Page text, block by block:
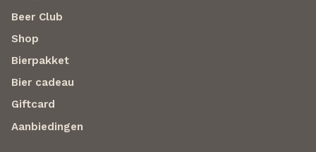
Beer Club
Shop
Bierpakket
Bier cadeau
Giftcard
Aanbiedingen